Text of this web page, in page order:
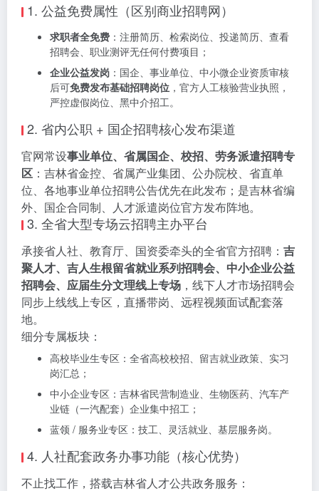
1. 公益免费属性（区别商业招聘网）
求职者全免费 ：注册简历、检索岗位、投递简历、查看
招聘会、职业测评无任何付费项目；
企业公益发岗 ：国企、事业单位、中小微企业资质审核
后可免费发布基础招聘岗位 ，官方人工核验营业执照，
严控虚假岗位、黑中介招工。
2. 省内公职 + 国企招聘核心发布渠道
官网常设事业单位、省属国企、校招、劳务派遣招聘专
区 ：吉林省金控、省属产业集团、公办院校、省直单
位、各地事业单位招聘公告优先在此发布；是吉林省编
外、国企合同制、人才派遣岗位官方发布阵地。
3. 全省大型专场云招聘主办平台
承接省人社、教育厅、国资委牵头的全省官方招聘： 吉
聚人才、吉人生根留省就业系列招聘会、中小企业公益
招聘会、应届生分文理线上专场 ，线下人才市场招聘会
同步上线线上专区，直播带岗、远程视频面试配套落
地。
细分专属板块：
高校毕业生专区：全省高校校招、留吉就业政策、实习
岗汇总；
中小企业专区：吉林省民营制造业、生物医药、汽车产
业链（一汽配套）企业集中招工；
蓝领 / 服务业专区：技工、灵活就业、基层服务岗。
4. 人社配套政务办事功能（核心优势）
不止找工作，搭载吉林省人才公共政务服务：